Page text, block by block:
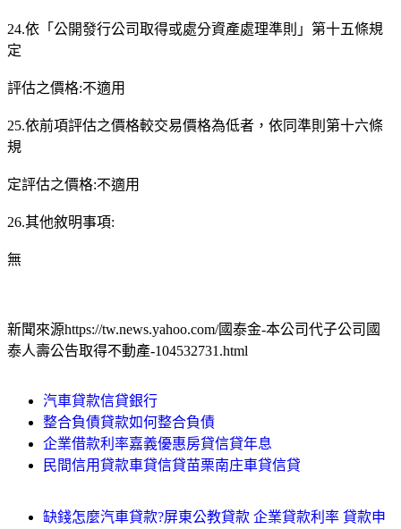
24.依「公開發行公司取得或處分資產處理準則」第十五條規
定
評估之價格:不適用
25.依前項評估之價格較交易價格為低者，依同準則第十六條
規
定評估之價格:不適用
26.其他敘明事項:
無
新聞來源https://tw.news.yahoo.com/國泰金-本公司代子公司國
泰人壽公告取得不動產-104532731.html
汽車貸款信貸銀行
整合負債貸款如何整合負債
企業借款利率嘉義優惠房貸信貸年息
民間信用貸款車貸信貸苗栗南庄車貸信貸
缺錢怎麼汽車貸款?屏東公教貸款 企業貸款利率 貸款申